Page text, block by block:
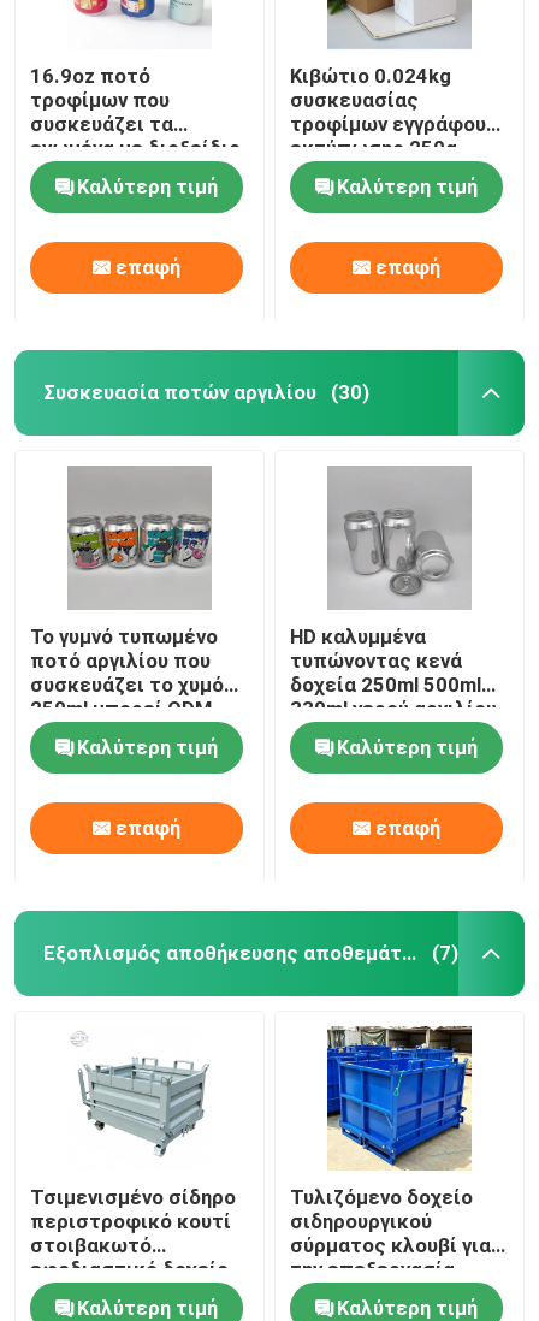
16.9oz ποτό
τροφίμων που
συσκευάζει τα
ενωμένα με διοξείδιο
του άνθρακα δοχεία
αργιλίου ποτών 500ml
Καλύτερη τιμή
επαφή
Κιβώτιο 0.024kg
συσκευασίας
τροφίμων εγγράφου
εκτύπωσης 250g
Kraft οθόνης
Καλύτερη τιμή
επαφή
Συσκευασία ποτών αργιλίου (30)
Το γυμνό τυπωμένο
ποτό αργιλίου που
συσκευάζει το χυμό
250ml μπορεί ODM
cOem
Καλύτερη τιμή
επαφή
HD καλυμμένα
τυπώνοντας κενά
δοχεία 250ml 500ml
330ml νερού αργιλίου
Καλύτερη τιμή
επαφή
Εξοπλισμός αποθήκευσης αποθεμάτων (7)
Τσιμενισμένο σίδηρο
περιστροφικό κουτί
στοιβακωτό
εφοδιαστικό δοχείο
με κάλυμμα
Καλύτερη τιμή
Τυλιζόμενο δοχείο
σιδηρουργικού
σύρματος κλουβί για
την επεξεργασία
υλικών
Καλύτερη τιμή